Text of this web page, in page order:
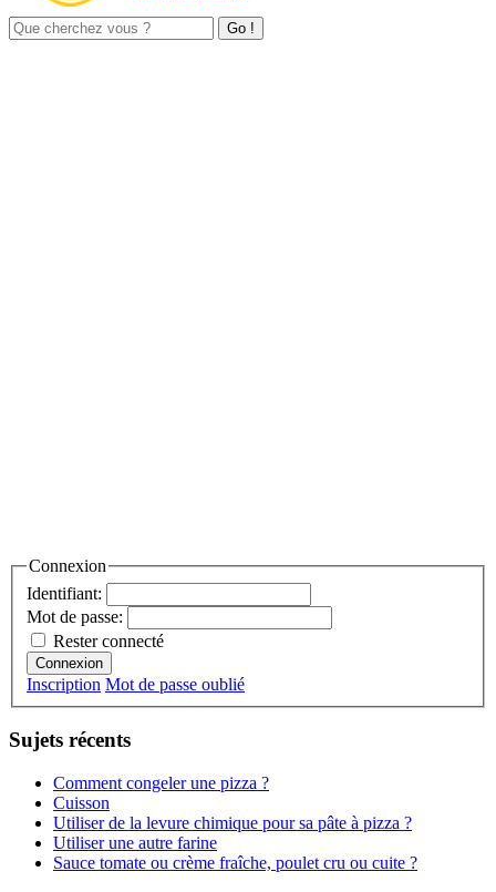
Connexion
Identifiant:
Mot de passe:
Rester connecté
Connexion
Inscription Mot de passe oublié
Sujets récents
Comment congeler une pizza ?
Cuisson
Utiliser de la levure chimique pour sa pâte à pizza ?
Utiliser une autre farine
Sauce tomate ou crème fraîche, poulet cru ou cuite ?